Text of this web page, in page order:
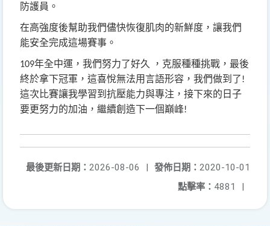
防護員。
在高強度後幫助我們儘快恢復肌肉的新鮮度，讓我們
能安全完成這場賽事。
109年全中運，我們努力了好久
，克服種種挑戰，最後
終於拿下冠軍，這喜悅無法用言語形容，我們做到了!
這次比賽讓我學習到抗壓能力與專注，接下來的日子
要更努力的加油，繼續創造下一個巔峰!
發佈日期： 2020-10-01
最後更新日期： 2026-08-06
|
點擊率： 4881 |